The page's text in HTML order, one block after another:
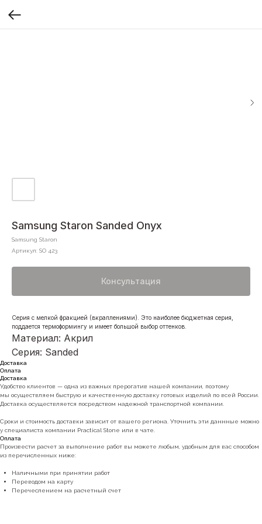
Samsung Staron Sanded Onyx
Samsung Staron
Артикул: SO 423
Консультация
Серия с мелкой фракцией (вкраплениями). Это наиболее бюджетная серия,
поддается термоформингу и имеет большой выбор оттенков.
Материал: Акрил
Серия: Sanded
Доставка
Оплата
Доставка
Удобство клиентов — одна из важных прерогатив нашей компании, поэтому
мы осуществляем быструю и качественную доставку готовых изделий по всей России.
Доставка осуществляется посредством надежной транспортной компании.
Сроки и стоимость доставки зависит от вашего региона. Уточнить эти даннные можно
у специалиста компании Practical Stone или в чате.
Оплата
Произвести расчет за выполнение работ вы можете любым, удобным для вас способом
из перечисленных ниже:
Наличными при принятии работ
Переводом на карту
Перечеслением на расчетный счет